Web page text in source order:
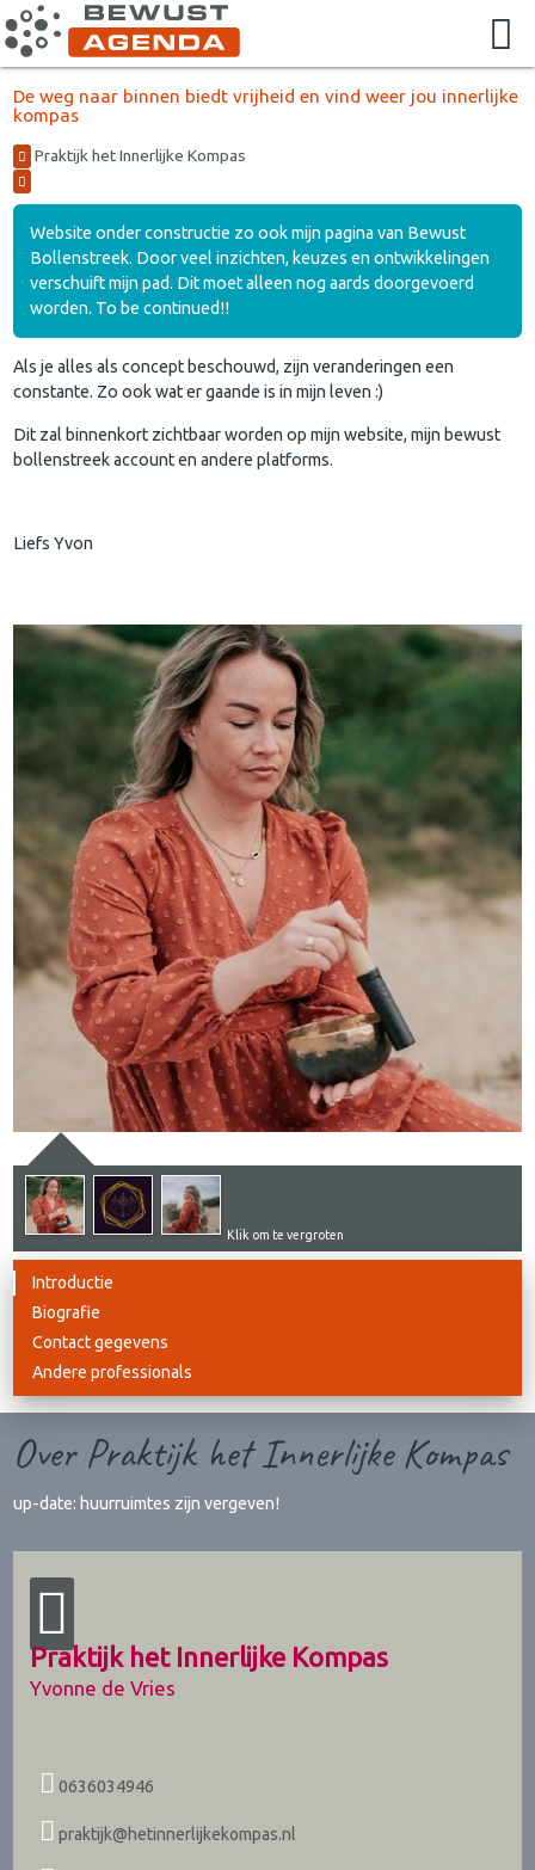
De weg naar binnen biedt vrijheid en vind weer jou innerlijke
kompas
Praktijk het Innerlijke Kompas
Website onder constructie zo ook mijn pagina van Bewust
Bollenstreek. Door veel inzichten, keuzes en ontwikkelingen
verschuift mijn pad. Dit moet alleen nog aards doorgevoerd
worden. To be continued!!
Als je alles als concept beschouwd, zijn veranderingen een
constante. Zo ook wat er gaande is in mijn leven :)
Dit zal binnenkort zichtbaar worden op mijn website, mijn bewust
bollenstreek account en andere platforms.
Liefs Yvon
Klik om te vergroten
Introductie
Biografie
Contact gegevens
Andere professionals
Over Praktijk het Innerlijke Kompas
up-date: huurruimtes zijn vergeven!
Praktijk het Innerlijke Kompas
Yvonne de Vries
0636034946
praktijk@hetinnerlijkekompas.nl